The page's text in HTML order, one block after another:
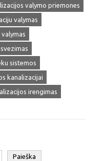
valymo priemones
valymas
sistemos
kanalizacijai
irengimas
Paieška